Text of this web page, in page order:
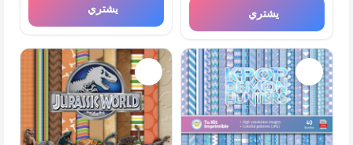
يشتري يشتري